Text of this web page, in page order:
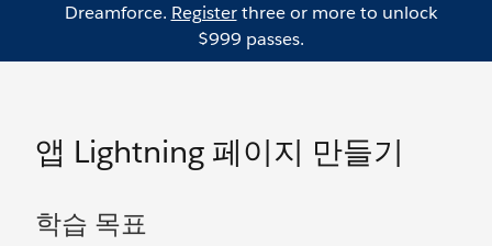
Dreamforce. Registerthree or more to unlock
$999 passes.
앱 Lightning 페이지 만들기
학습 목표